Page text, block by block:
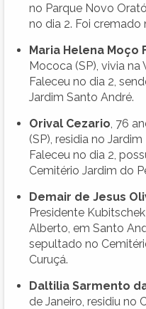
no Parque Novo
no dia 2. Foi cremado
Maria Helena Moço
Mococa (SP), vivia na
Faleceu no dia 2,
Jardim Santo André.
Orival Cezario , 76
(SP), residia no
Faleceu no dia 2,
Cemitério Jardim do
Demair de Jesus
Presidente
Alberto, em Santo
sepultado no
Curuçá.
Daltilia Sarmento
de Janeiro, residiu no